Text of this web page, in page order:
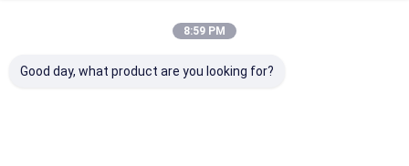
8:59 PM
Good day, what product are you looking for?